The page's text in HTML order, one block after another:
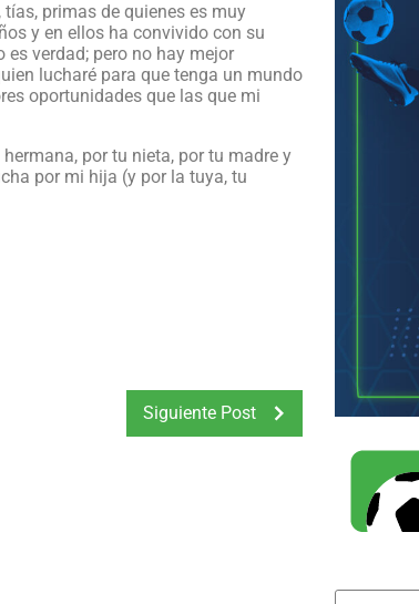
primas de quienes es muy
y en ellos ha convivido con su
verdad; pero no hay mejor
lucharé para que tenga un mundo
oportunidades que las que mi
por tu nieta, por tu madre y
por mi hija (y por la tuya, tu
Siguiente Post